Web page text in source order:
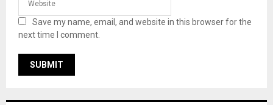
Save my name, email, and website in this browser for the
next time I comment.